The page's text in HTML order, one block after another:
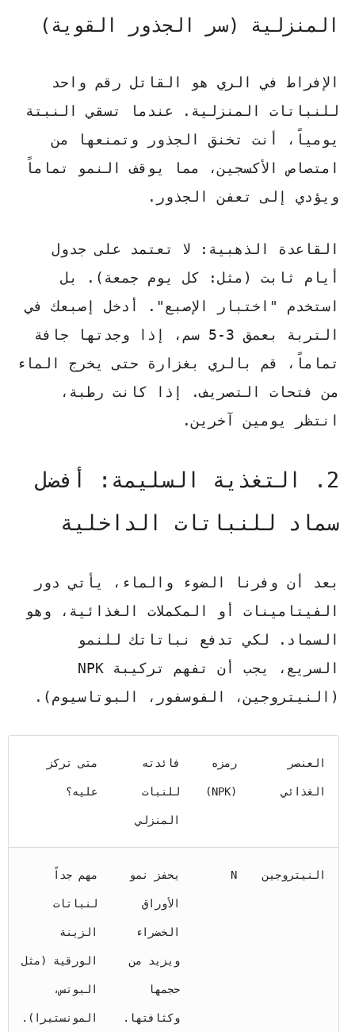
المنزلية (سر الجذور القوية)
الإفراط في الري هو القاتل رقم واحد
للنباتات المنزلية. عندما تسقي النبتة
يومياً، أنت تخنق الجذور وتمنعها من
امتصاص الأكسجين، مما يوقف النمو تماماً
ويؤدي إلى تعفن الجذور.
القاعدة الذهبية:
لا تعتمد على جدول
أيام ثابت (مثل: كل يوم جمعة). بل
استخدم "اختبار الإصبع". أدخل إصبعك في
التربة بعمق 3-5 سم، إذا وجدتها جافة
تماماً، قم بالري بغزارة حتى يخرج الماء
من فتحات التصريف. إذا كانت رطبة،
انتظر يومين آخرين.
2. التغذية السليمة: أفضل
سماد للنباتات الداخلية
بعد أن وفرنا الضوء والماء، يأتي دور
الفيتامينات أو المكملات الغذائية، وهو
السماد. لكي تدفع نباتاتك للنمو
السريع، يجب أن تفهم تركيبة NPK
(النيتروجين، الفوسفور، البوتاسيوم).
العنصر
الغذائي
رمزه
(NPK)
فائدته
للنبات
المنزلي
متى تركز
عليه؟
النيتروجين N يحفز نمو
الأوراق
الخضراء
ويزيد من
حجمها
وكثافتها.
مهم جداً
لنباتات
الزينة
الورقية (مثل
البوتس،
المونستيرا).